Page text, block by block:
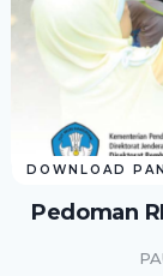
DOWNLOAD
Pedoman